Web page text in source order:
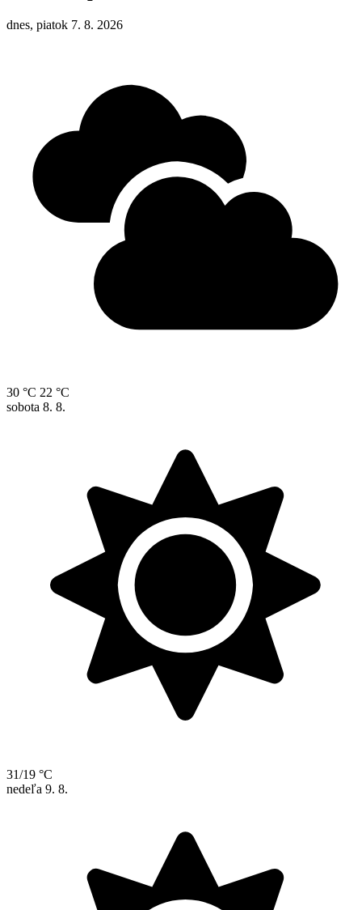
dnes, piatok 7. 8. 2026
30 °C 22 °C
sobota 8. 8.
31/19 °C
nedeľa 9. 8.